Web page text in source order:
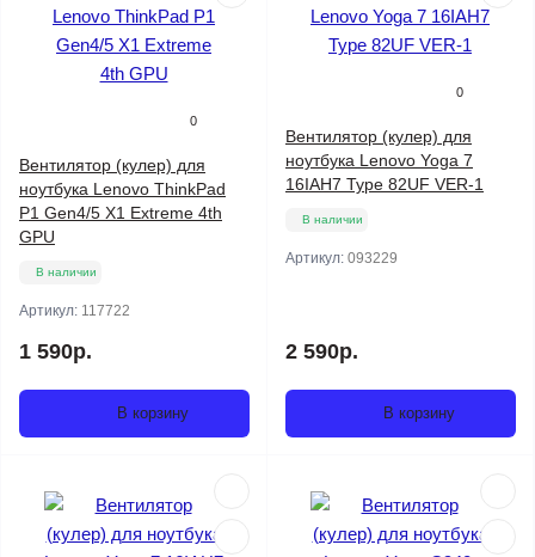
0
Вентилятор (кулер) для
ноутбука Lenovo ThinkPad
P1 Gen4/5 X1 Extreme 4th
GPU
В наличии
Артикул: 117722
1 590р.
В корзину
0
Вентилятор (кулер) для
ноутбука Lenovo Yoga 7
16IAH7 Type 82UF VER-1
В наличии
Артикул: 093229
2 590р.
В корзину